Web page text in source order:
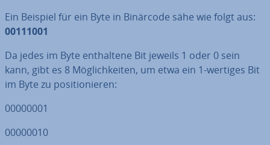
Ein Beispiel für ein Byte in Binärcode sähe wie folgt aus:
00111001
Da jedes im Byte ent­hal­te­ne Bit jeweils 1 oder 0 sein
kann, gibt es 8 Mög­lich­kei­ten, um etwa ein 1-wertiges Bit
im Byte zu po­si­tio­nie­ren:
00000001
00000010